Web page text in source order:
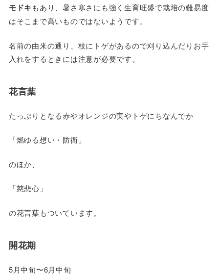
モドキ もあり、暑さ寒さにも強く生育旺盛で栽培の難易度
はそこまで高いものではないようです。
名前の由来の通り、枝にトゲがあるので刈り込んだりお手
入れをするときには注意が必要です。
花言葉
たっぷりとなる赤やオレンジの実やトゲにちなんでか
「燃ゆる想い・防衛」
のほか、
「慈悲心」
の花言葉もついています。
開花期
5月中旬〜6月中旬